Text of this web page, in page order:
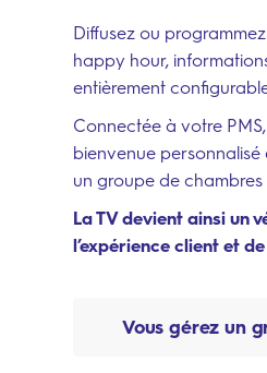
Diffusez ou
happy hour,
entièrement
Connectée à votre
bienvenue
un groupe de chambres
La TV devient ainsi un
l’expérience client et
Vous gérez un